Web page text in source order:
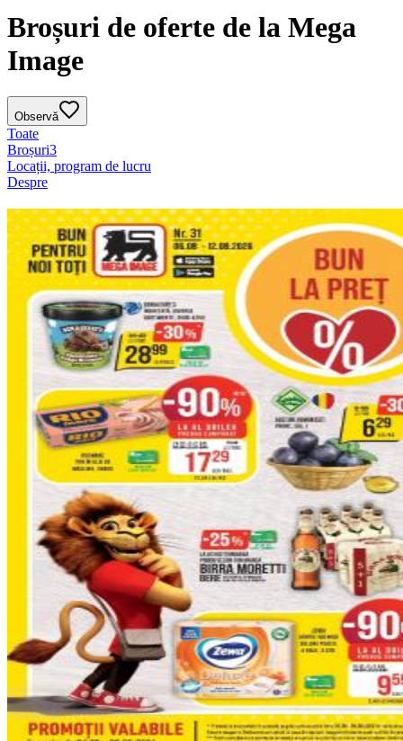
Broșuri de oferte de la Mega
Image
Observă
Toate
Broșuri3
Locații, program de lucru
Despre